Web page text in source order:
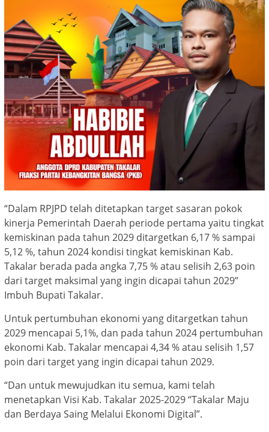
“Dalam RPJPD telah ditetapkan target sasaran pokok
kinerja Pemerintah Daerah periode pertama yaitu tingkat
kemiskinan pada tahun 2029 ditargetkan 6,17 % sampai
5,12 %, tahun 2024 kondisi tingkat kemiskinan Kab.
Takalar berada pada angka 7,75 % atau selisih 2,63 poin
dari target maksimal yang ingin dicapai tahun 2029”
Imbuh Bupati Takalar.
Untuk pertumbuhan ekonomi yang ditargetkan tahun
2029 mencapai 5,1%, dan pada tahun 2024 pertumbuhan
ekonomi Kab. Takalar mencapai 4,34 % atau selisih 1,57
poin dari target yang ingin dicapai tahun 2029.
“Dan untuk mewujudkan itu semua, kami telah
menetapkan Visi Kab. Takalar 2025-2029 “Takalar Maju
dan Berdaya Saing Melalui Ekonomi Digital”.